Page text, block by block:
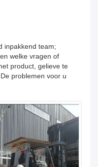
inpakkend team;
welke vragen of
product, gelieve te
problemen voor u